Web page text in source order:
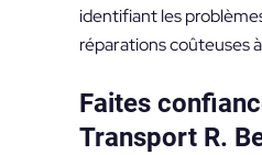
identifiant les
réparations coûteuses
Faites
Transport R.